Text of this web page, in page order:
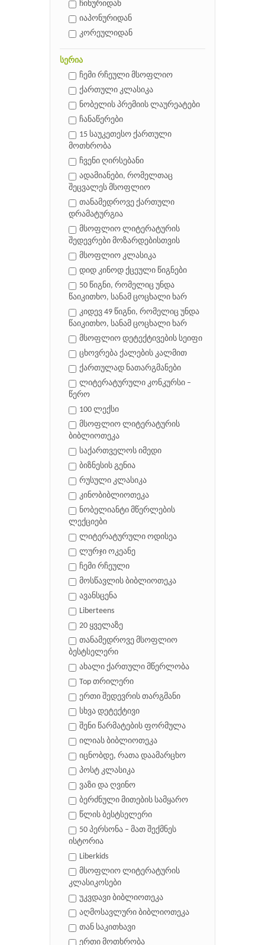
ჩინურიდან
იაპონურიდან
კორეულიდან
სერია
ჩემი რჩეული მსოფლიო
ქართული კლასიკა
ნობელის პრემიის ლაურეატები
ჩანაწერები
15 საუკეთესო ქართული
მოთხრობა
ჩვენი ღირსებანი
ადამიანები, რომელთაც
შეცვალეს მსოფლიო
თანამედროვე ქართული
დრამატურგია
მსოფლიო ლიტერატურის
შედევრები მოზარდებისთვის
მსოფლიო კლასიკა
დიდ კინოდ ქცეული წიგნები
50 წიგნი, რომელიც უნდა
წაიკითხო, სანამ ცოცხალი ხარ
კიდევ 49 წიგნი, რომელიც უნდა
წაიკითხო, სანამ ცოცხალი ხარ
მსოფლიო დეტექტივების სეიფი
ცხოვრება ქალების კალმით
ქართულად ნათარგმანები
ლიტერატურული კონკურსი –
წერო
100 ლექსი
მსოფლიო ლიტერატურის
ბიბლიოთეკა
საქართველოს იმედი
ბიზნესის გენია
რუსული კლასიკა
კინობიბლიოთეკა
ნობელიანტი მწერლების
ლექციები
ლიტერატურული ოდისეა
ლურჯი ოკეანე
ჩემი რჩეული
მოსწავლის ბიბლიოთეკა
ავანსცენა
Liberteens
20 ყველაზე
თანამედროვე მსოფლიო
ბესტსელერი
ახალი ქართული მწერლობა
Top თრილერი
ერთი შედევრის თარგმანი
სხვა დეტექტივი
შენი წარმატების ფორმულა
ილიას ბიბლიოთეკა
იცნობდე, რათა დაამარცხო
პოსტ კლასიკა
ვაზი და ღვინო
ბერძნული მითების სამყარო
წლის ბესტსელერი
50 პერსონა – მათ შექმნეს
ისტორია
Liberkids
მსოფლიო ლიტერატურის
კლასიკოსები
უკვდავი ბიბლიოთეკა
აღმოსავლური ბიბლიოთეკა
თან საკითხავი
ერთი მოთხრობა